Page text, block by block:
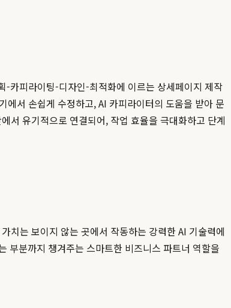
-카피라이팅-디자인-최적화에 이르는 상세페이지 제작
서 손쉽게 수정하고, AI 카피라이터의 도움을 받아 문
서 유기적으로 연결되어, 작업 효율을 극대화하고 단계
치는 보이지 않는 곳에서 작동하는 강력한 AI 기술력에
부분까지 챙겨주는 스마트한 비즈니스 파트너 역할을